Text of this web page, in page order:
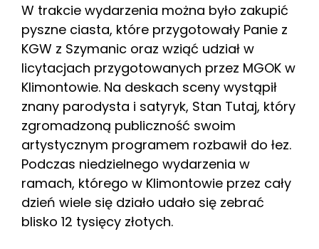
W trakcie wydarzenia można było zakupić
pyszne ciasta, które przygotowały Panie z
KGW z Szymanic oraz wziąć udział w
licytacjach przygotowanych przez MGOK w
Klimontowie. Na deskach sceny wystąpił
znany parodysta i satyryk, Stan Tutaj, który
zgromadzoną publiczność swoim
artystycznym programem rozbawił do łez.
Podczas niedzielnego wydarzenia w
ramach, którego w Klimontowie przez cały
dzień wiele się działo udało się zebrać
blisko 12 tysięcy złotych.